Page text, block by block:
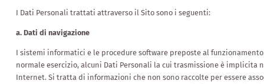
I Dati Personali trattati attraverso il Sito sono i seguenti:
a. Dati di navigazione
I sistemi informatici e le procedure software preposte al
normale esercizio, alcuni Dati Personali la cui trasmissione è implicita
Internet. Si tratta di informazioni che non sono raccolte per essere